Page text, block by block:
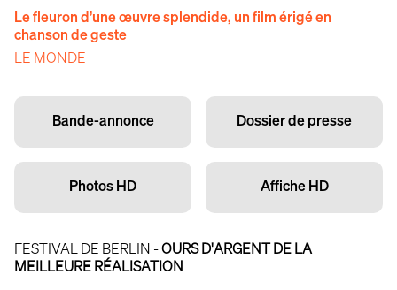
Le fleuron d’une œuvre splendide, un film érigé en
chanson de geste
LE MONDE
Bande-annonce Dossier de presse
Photos HD Affiche HD
FESTIVAL DE BERLIN -OURS D'ARGENT DE LA
MEILLEURE RÉALISATION